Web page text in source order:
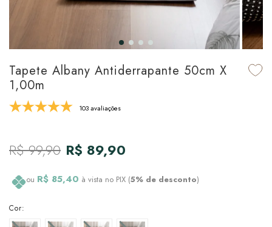
& Sobre-Lençol Avulso
& Manta para Cama
Edredom & Duvet
em Cama
em Mesa & Cozinha
Tapete Albany Antiderrapante 50cm X
1,00m
103 avaliações
R$ 99,90 R$ 89,90
ou R$ 85,40 à vista no PIX (5% de desconto)
Cor: